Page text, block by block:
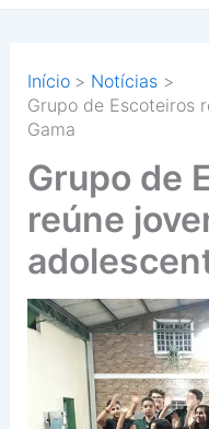
Início
Notícias
Grupo de Escoteiros
Gama
Grupo de
reúne